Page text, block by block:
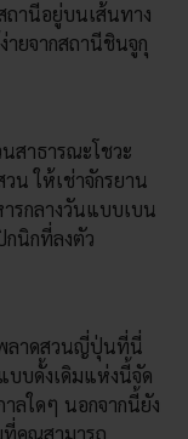
ถานีอยู่บนเส้นทาง
ายจากสถานีชินจูกุ
สาธารณะโชวะ
น ให้เช่าจักรยาน
รกลางวันแบบเบน
กนิกที่ลงตัว
พลาดสวนญี่ปุ่นที่นี่
บดั้งเดิมแห่งนี้จัด
ลใดๆ นอกจากนี้ยัง
ที่คุณสามารถ